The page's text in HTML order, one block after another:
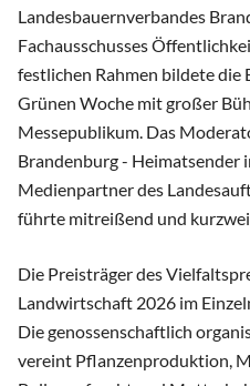
Landesbauernverbandes
Fachausschusses
festlichen Rahmen bildete die
Grünen Woche mit großer
Messepublikum. Das
Brandenburg - Heimatsender
Medienpartner des
führte mitreißend und
Die Preisträger des
Landwirtschaft 2026 im
Die genossenschaftlich
vereint Pflanzenproduktion,